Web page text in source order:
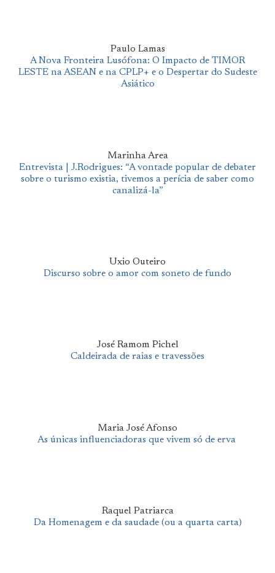
Paulo Lamas
A Nova Fronteira Lusófona: O Impacto de TIMOR
LESTE na ASEAN e na CPLP+ e o Despertar do Sudeste
Asiático
Marinha Area
Entrevista | J.Rodrigues: “A vontade popular de debater
sobre o turismo existia, tivemos a perícia de saber como
canalizá-la”
Uxio Outeiro
Discurso sobre o amor com soneto de fundo
José Ramom Pichel
Caldeirada de raias e travessões
Maria José Afonso
As únicas influenciadoras que vivem só de erva
Raquel Patriarca
Da Homenagem e da saudade (ou a quarta carta)